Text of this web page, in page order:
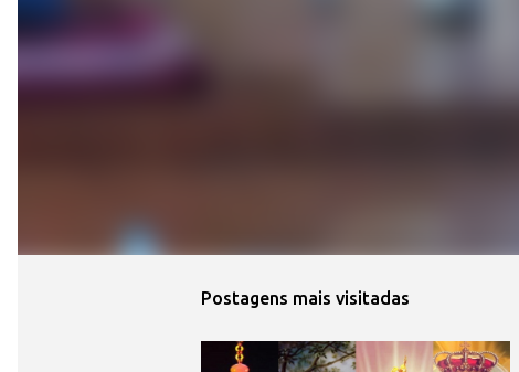
Postagens mais visitadas